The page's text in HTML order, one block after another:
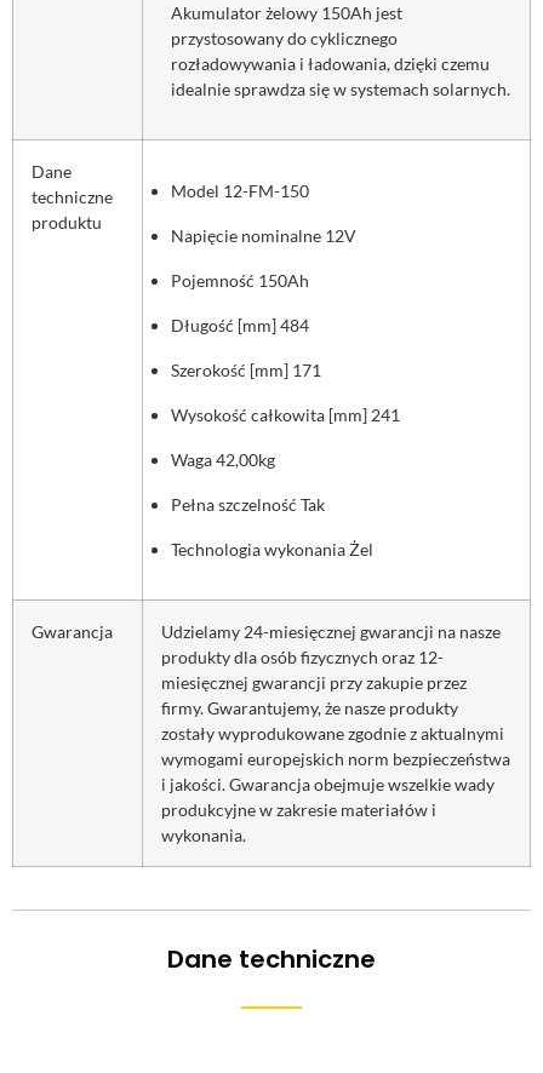
Akumulator żelowy 150Ah jest
przystosowany do cyklicznego
rozładowywania i ładowania, dzięki czemu
idealnie sprawdza się w systemach solarnych.
Dane
techniczne
produktu
Model 12-FM-150
Napięcie nominalne 12V
Pojemność 150Ah
Długość [mm] 484
Szerokość [mm] 171
Wysokość całkowita [mm] 241
Waga 42,00kg
Pełna szczelność Tak
Technologia wykonania Żel
Gwarancja
Udzielamy 24-miesięcznej gwarancji na nasze
produkty dla osób fizycznych oraz 12-
miesięcznej gwarancji przy zakupie przez
firmy. Gwarantujemy, że nasze produkty
zostały wyprodukowane zgodnie z aktualnymi
wymogami europejskich norm bezpieczeństwa
i jakości. Gwarancja obejmuje wszelkie wady
produkcyjne w zakresie materiałów i
wykonania.
Dane techniczne